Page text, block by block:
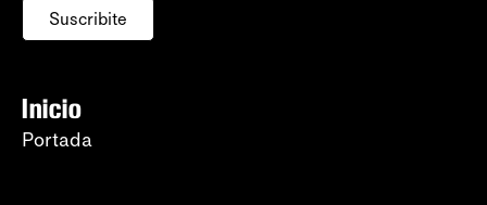
Suscribite
Inicio
Portada